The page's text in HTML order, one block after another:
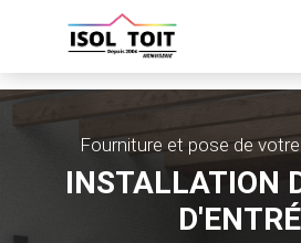
Fourniture et pose de
INSTALLATION